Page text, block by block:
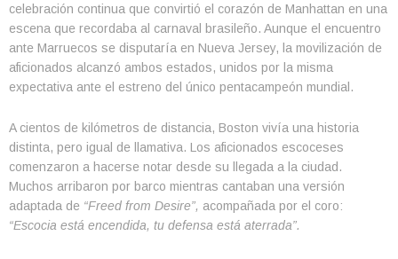
celebración continua que convirtió el corazón de Manhattan en una
escena que recordaba al carnaval brasileño. Aunque el encuentro
ante Marruecos se disputaría en Nueva Jersey, la movilización de
aficionados alcanzó ambos estados, unidos por la misma
expectativa ante el estreno del único pentacampeón mundial.
A cientos de kilómetros de distancia, Boston vivía una historia
distinta, pero igual de llamativa. Los aficionados escoceses
comenzaron a hacerse notar desde su llegada a la ciudad.
Muchos arribaron por barco mientras cantaban una versión
adaptada de “Freed from Desire”, acompañada por el coro:
“Escocia está encendida, tu defensa está aterrada”.